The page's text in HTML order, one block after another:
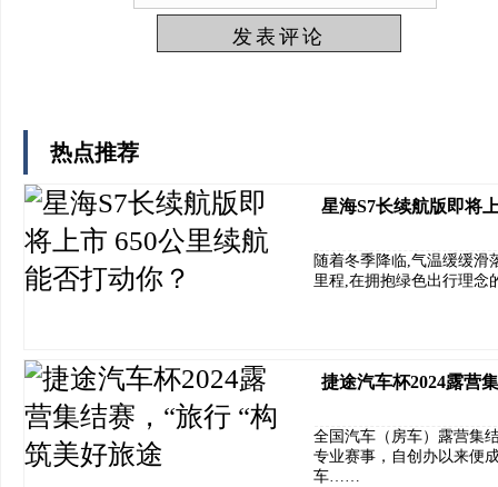
热点推荐
星海S7长续航版即将
随着冬季降临,气温缓缓滑
里程,在拥抱绿色出行理
捷途汽车杯2024露营
全国汽车（房车）露营集
专业赛事，自创办以来便
车……